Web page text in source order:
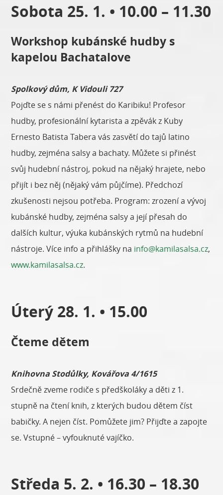
Sobota 25. 1. • 10.00 – 11.30
Workshop kubánské hudby s
kapelou Bachatalove
Spolkový dům, K Vidouli 727
Pojďte se s námi přenést do Karibiku! Profesor
hudby, profesionální kytarista a zpěvák z Kuby
Ernesto Batista Tabera vás zasvětí do tajů latino
hudby, zejména salsy a bachaty. Můžete si přinést
svůj hudební nástroj, pokud na nějaký hrajete, nebo
přijít i bez něj (nějaký vám půjčíme). Předchozí
zkušenosti nejsou potřeba. Program: zrození a vývoj
kubánské hudby, zejména salsy a její přesah do
dalších kultur, výuka kubánských rytmů na hudební
nástroje. Více info a přihlášky na info@kamilasalsa.cz,
www.kamilasalsa.cz.
Úterý 28. 1. • 15.00
Čteme dětem
Knihovna Stodůlky, Kovářova 4/1615
Srdečně zveme rodiče s předškoláky a děti z 1.
stupně na čtení knih, z kterých budou dětem číst
babičky. A nejen číst. Pomůžete jim? Přijďte a zapojte
se. Vstupné – vyfouknuté vajíčko.
Středa 5. 2. • 16.30 – 18.30